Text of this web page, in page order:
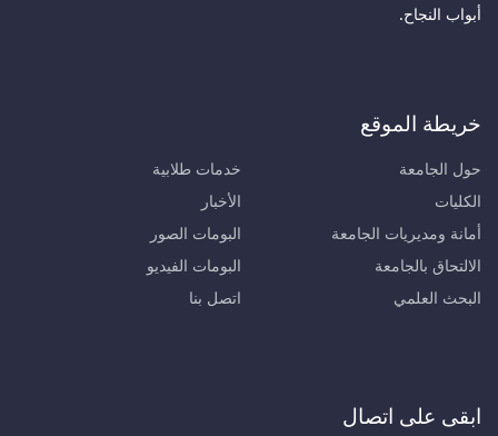
أبواب النجاح.
خريطة الموقع
حول الجامعة
الكليات
أمانة ومديريات الجامعة
الالتحاق بالجامعة
البحث العلمي
خدمات طلابية
الأخبار
البومات الصور
البومات الفيديو
اتصل بنا
ابقى على اتصال